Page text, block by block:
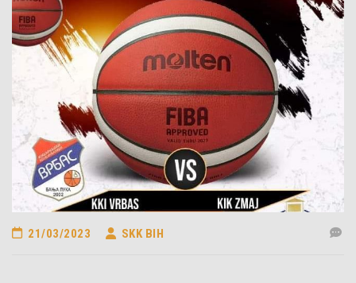
21/03/2023 SKK BIH